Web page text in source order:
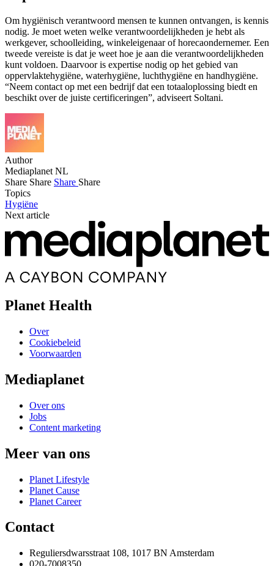
Om hygiënisch verantwoord mensen te kunnen ontvangen, is kennis
nodig. Je moet weten welke verantwoordelijkheden je hebt als
werkgever, schoolleiding, winkeleigenaar of horecaondernemer. Een
tweede vereiste is dat je weet hoe je aan die verantwoordelijkheden
kunt voldoen. Daarvoor is expertise nodig op het gebied van
oppervlaktehygiëne, waterhygiëne, luchthygiëne en handhygiëne.
“Neem contact op met een bedrijf dat een totaaloplossing biedt en
beschikt over de juiste certificeringen”, adviseert Soltani.
Author
Mediaplanet NL
Share Share Share Share
Topics
Hygiëne
Next article
Planet Health
Over
Cookiebeleid
Voorwaarden
Mediaplanet
Over ons
Jobs
Content marketing
Meer van ons
Planet Lifestyle
Planet Cause
Planet Career
Contact
Reguliersdwarsstraat 108, 1017 BN Amsterdam